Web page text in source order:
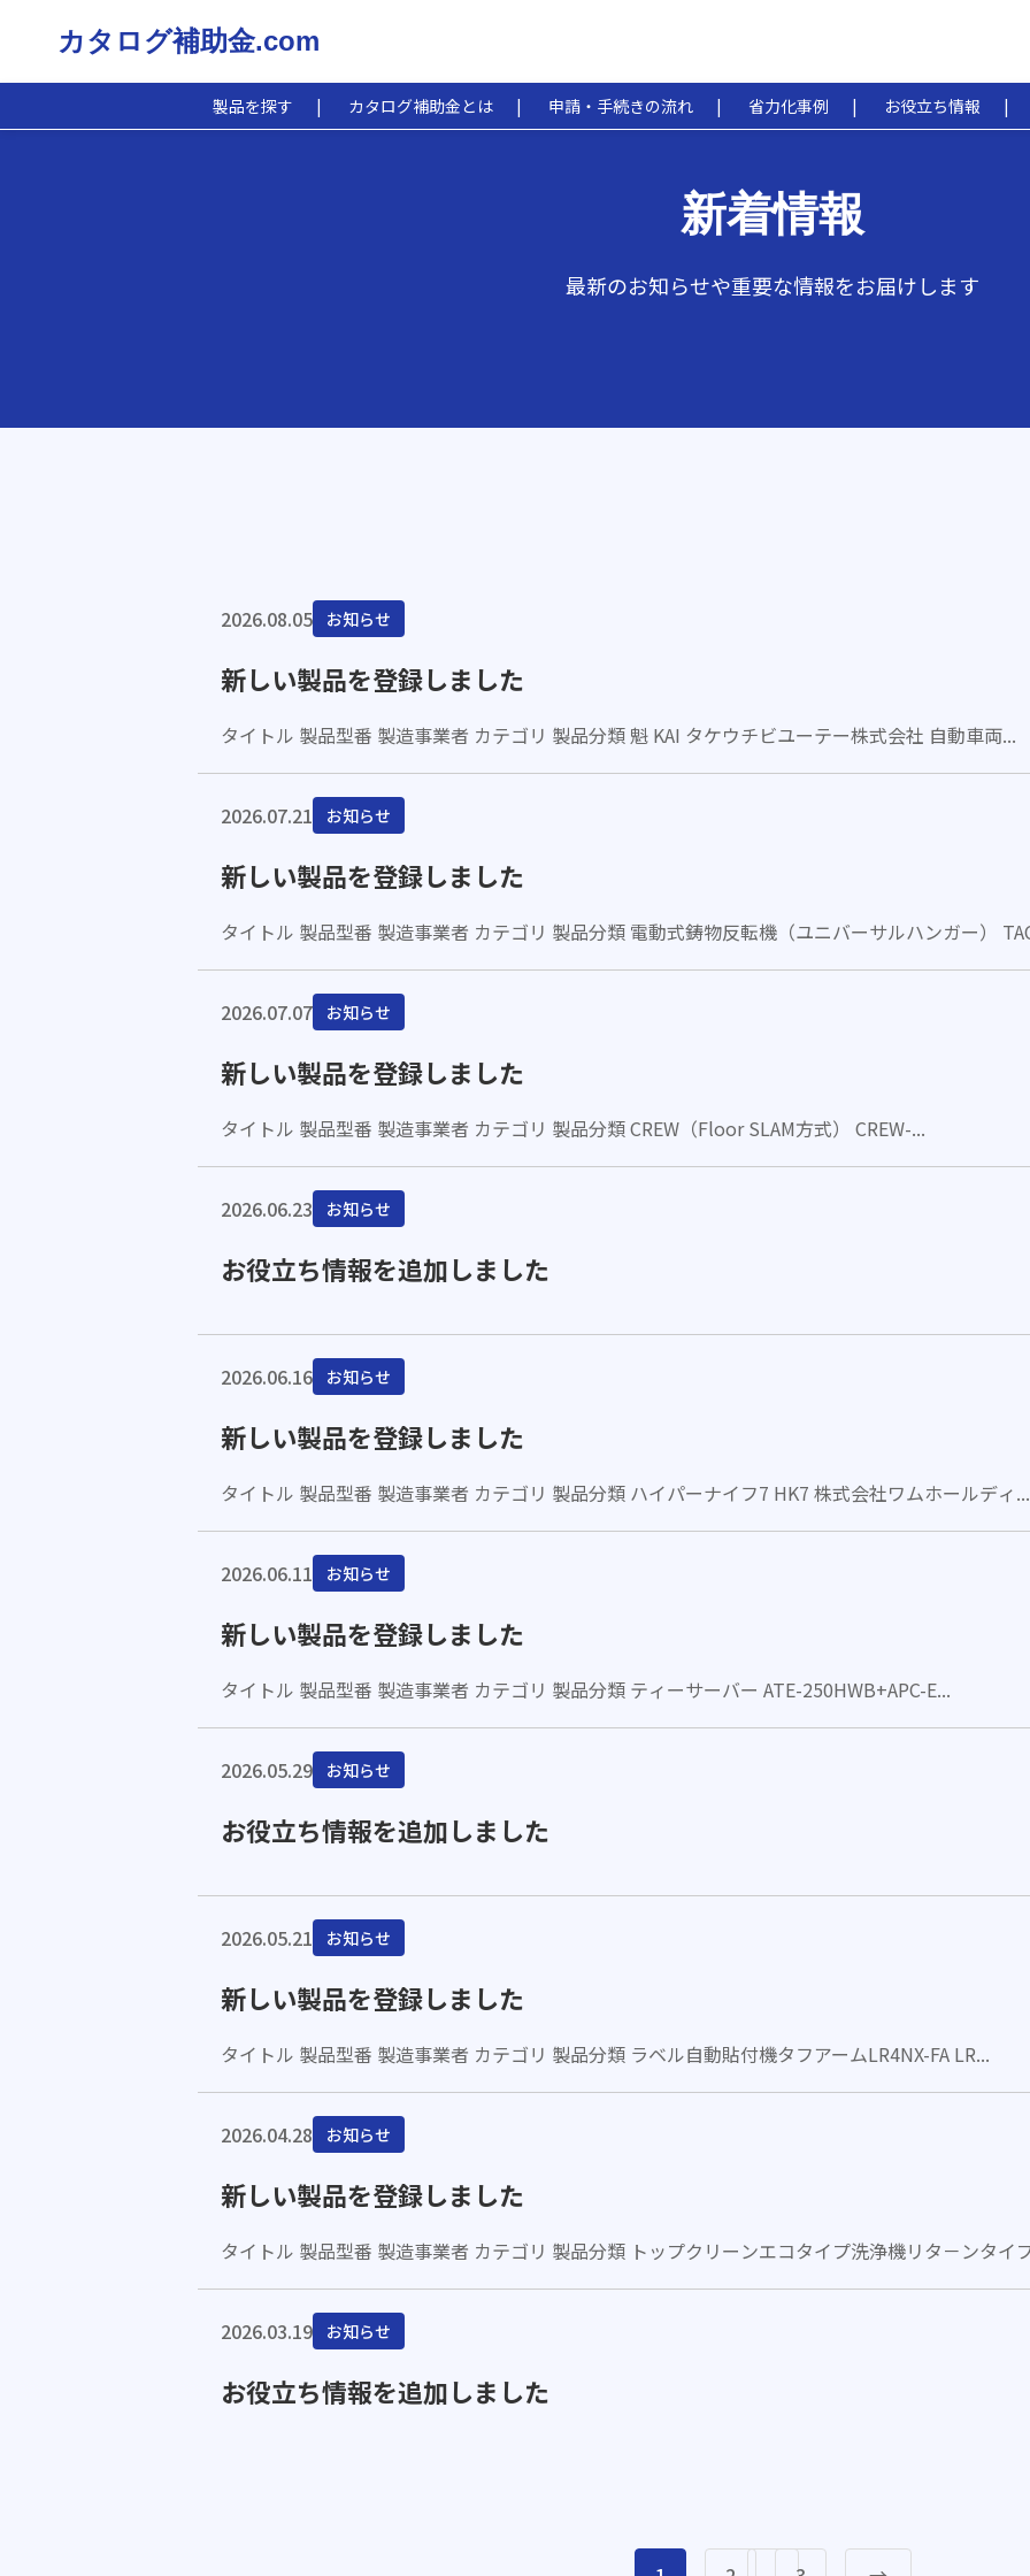
カタログ補助金.com
製品を探す カタログ補助金とは 申請・手続きの流れ 省力化事例 お役立ち情報
新着情報
最新のお知らせや重要な情報をお届けします
2026.08.05 お知らせ
新しい製品を登録しました
タイトル 製品型番 製造事業者 カテゴリ 製品分類 魁 KAI タケウチビユーテー株式会社 自動車両...
2026.07.21 お知らせ
新しい製品を登録しました
タイトル 製品型番 製造事業者 カテゴリ 製品分類 電動式鋳物反転機（ユニバーサルハンガー）
2026.07.07 お知らせ
新しい製品を登録しました
タイトル 製品型番 製造事業者 カテゴリ 製品分類 CREW（Floor SLAM方式） CREW-...
2026.06.23 お知らせ
お役立ち情報を追加しました
2026.06.16 お知らせ
新しい製品を登録しました
タイトル 製品型番 製造事業者 カテゴリ 製品分類 ハイパーナイフ7 HK7 株式会社ワムホールディ...
2026.06.11 お知らせ
新しい製品を登録しました
タイトル 製品型番 製造事業者 カテゴリ 製品分類 ティーサーバー ATE-250HWB+APC-E...
2026.05.29 お知らせ
お役立ち情報を追加しました
2026.05.21 お知らせ
新しい製品を登録しました
タイトル 製品型番 製造事業者 カテゴリ 製品分類 ラベル自動貼付機タフアームLR4NX-FA LR...
2026.04.28 お知らせ
新しい製品を登録しました
タイトル 製品型番 製造事業者 カテゴリ 製品分類 トップクリーンエコタイプ洗浄機リタ－ンタイ
2026.03.19 お知らせ
お役立ち情報を追加しました